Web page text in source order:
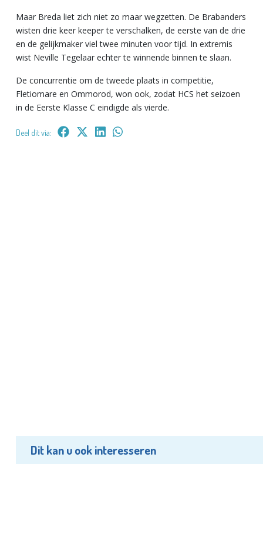
Maar Breda liet zich niet zo maar wegzetten. De Brabanders
wisten drie keer keeper te verschalken, de eerste van de drie
en de gelijkmaker viel twee minuten voor tijd. In extremis
wist Neville Tegelaar echter te winnende binnen te slaan.
De concurrentie om de tweede plaats in competitie,
Fletiomare en Ommorod, won ook, zodat HCS het seizoen
in de Eerste Klasse C eindigde als vierde.
Deel dit via:
Dit kan u ook interesseren